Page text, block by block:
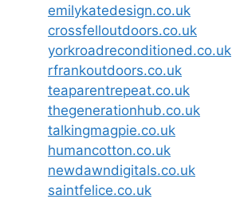
emilykatedesign.co.uk
crossfelloutdoors.co.uk
yorkroadreconditioned.co.uk
rfrankoutdoors.co.uk
teaparentrepeat.co.uk
thegenerationhub.co.uk
talkingmagpie.co.uk
humancotton.co.uk
newdawndigitals.co.uk
saintfelice.co.uk